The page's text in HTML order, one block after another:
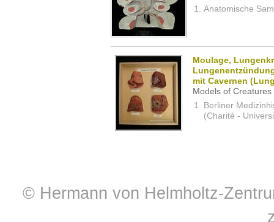
Anatomische
Moulage,
mit Cavernen
Models of
Berliner
(Charité -
© Hermann von Helmholtz-